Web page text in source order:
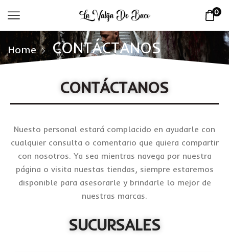
0
Home CONTÁCTANOS
CONTÁCTANOS
Nuesto personal estará complacido en ayudarle con
cualquier consulta o comentario que quiera compartir
con nosotros. Ya sea mientras navega por nuestra
página o visita nuestas tiendas, siempre estaremos
disponible para asesorarle y brindarle lo mejor de
nuestras marcas.
SUCURSALES